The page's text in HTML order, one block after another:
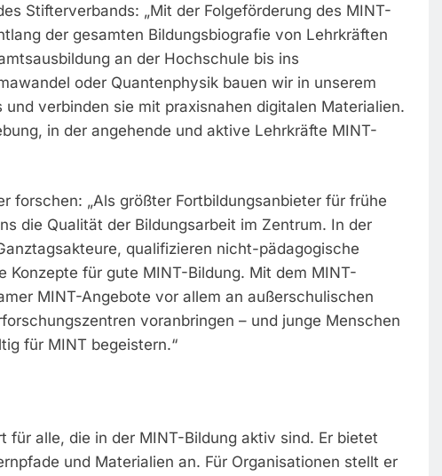
Stifterverbands: „Mit der Folgeförderung des MINT-
der gesamten Bildungsbiografie von Lehrkräften
an der Hochschule bis ins
oder Quantenphysik bauen wir in unserem
verbinden sie mit praxisnahen digitalen Materialien.
in der angehende und aktive Lehrkräfte MINT-
forschen: „Als größter Fortbildungsanbieter für frühe
die Qualität der Bildungsarbeit im Zentrum. In der
qualifizieren nicht-pädagogische
Konzepte für gute MINT-Bildung. Mit dem MINT-
MINT-Angebote vor allem an außerschulischen
voranbringen – und junge Menschen
für MINT begeistern.“
für alle, die in der MINT-Bildung aktiv sind. Er bietet
und Materialien an. Für Organisationen stellt er